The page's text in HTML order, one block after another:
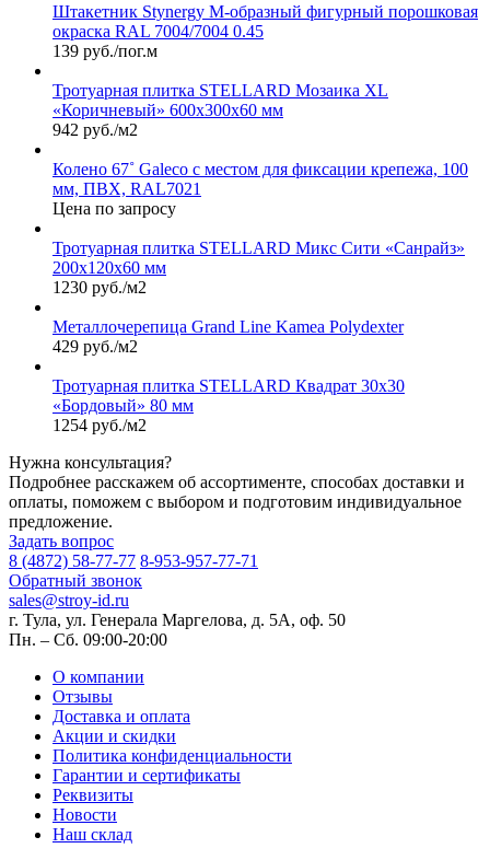
Штакетник Stynergy М-образный фигурный порошковая
окраска RAL 7004/7004 0.45
139 руб./пог.м
Тротуарная плитка STELLARD Мозаика XL
«Коричневый» 600х300х60 мм
942 руб./м2
Колено 67˚ Galeco с местом для фиксации крепежа, 100
мм, ПВХ, RAL7021
Цена по запросу
Тротуарная плитка STELLARD Микс Сити «Санрайз»
200х120х60 мм
1230 руб./м2
Металлочерепица Grand Line Kamea Polydexter
429 руб./м2
Тротуарная плитка STELLARD Квадрат 30х30
«Бордовый» 80 мм
1254 руб./м2
Нужна консультация?
Подробнее расскажем об ассортименте, способах доставки и
оплаты, поможем с выбором и подготовим индивидуальное
предложение.
Задать вопрос
8 (4872) 58-77-77 8-953-957-77-71
Обратный звонок
sales@stroy-id.ru
г. Тула, ул. Генерала Маргелова, д. 5А, оф. 50
Пн. – Cб. 09:00-20:00
О компании
Отзывы
Доставка и оплата
Акции и скидки
Политика конфиденциальности
Гарантии и сертификаты
Реквизиты
Новости
Наш склад